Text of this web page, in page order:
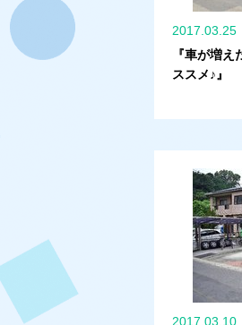
2017.03.25
『車が増
ススメ♪』
2017.03.10